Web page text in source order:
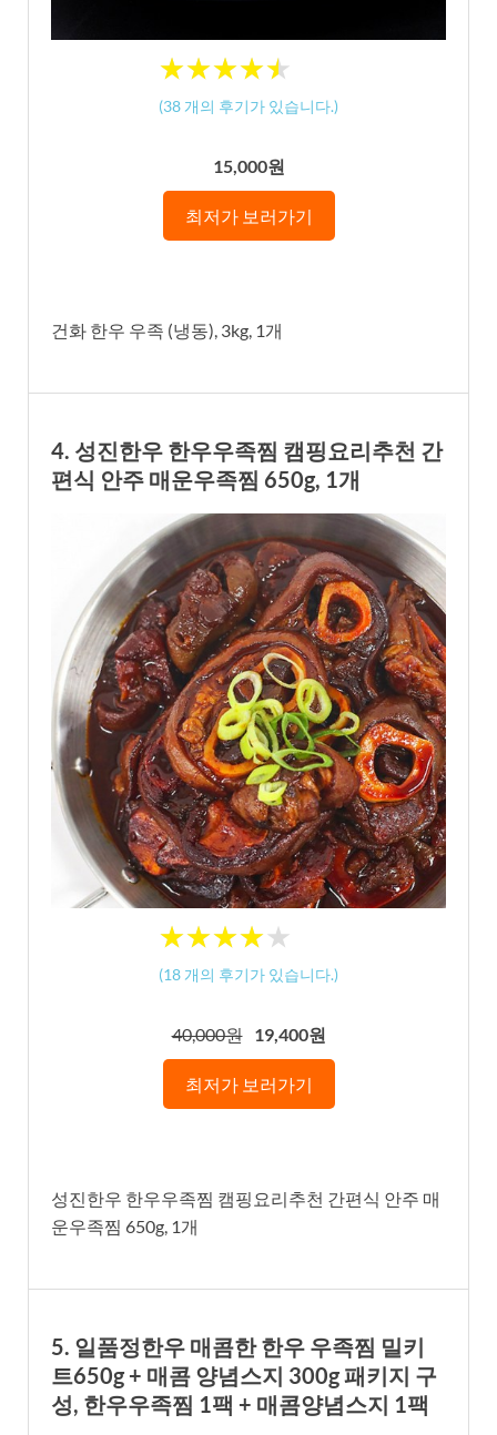
★★★★★
★★★★★
(38 개의 후기가 있습니다.)
15,000원
최저가 보러가기
건화 한우 우족 (냉동), 3kg, 1개
4. 성진한우 한우우족찜 캠핑요리추천 간
편식 안주 매운우족찜 650g, 1개
★★★★★
★★★★★
(18 개의 후기가 있습니다.)
40,000원 19,400원
최저가 보러가기
성진한우 한우우족찜 캠핑요리추천 간편식 안주 매
운우족찜 650g, 1개
5. 일품정한우 매콤한 한우 우족찜 밀키
트650g + 매콤 양념스지 300g 패키지 구
성, 한우우족찜 1팩 + 매콤양념스지 1팩